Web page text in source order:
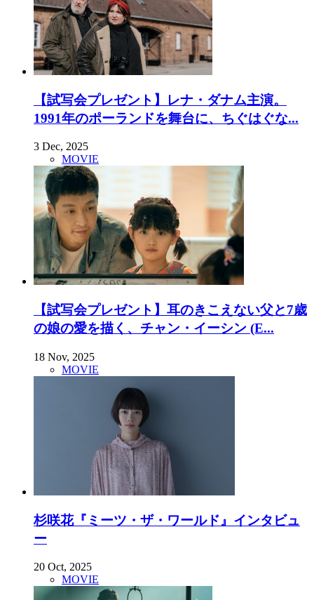
【試写会プレゼント】レナ・ダナム主演。
1991年のポーランドを舞台に、ちぐはぐな...
3 Dec, 2025
MOVIE
【試写会プレゼント】耳のきこえない父と7歳
の娘の愛を描く、チャン・イーシン (E...
18 Nov, 2025
MOVIE
杉咲花『ミーツ・ザ・ワールド』インタビュ
ー
20 Oct, 2025
MOVIE